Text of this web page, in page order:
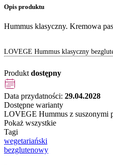
Opis produktu
Hummus klasyczny. Kremowa
LOVEGE Hummus klasyczny
Produkt dostępny
Data przydatności: 29.04.2028
Dostępne warianty
LOVEGE Hummus z suszonymi
Pokaż wszystkie
Tagi
wegetariański
bezglutenowy